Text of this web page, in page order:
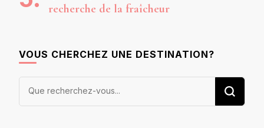
recherche de la fraîcheur
VOUS CHERCHEZ UNE DESTINATION?
Vous